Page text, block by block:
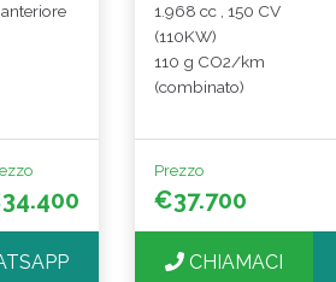
1.968 cc , 150 CV
(110KW)
110 g CO2/km
(combinato)
Prezzo
€37.700
CHIAMACI